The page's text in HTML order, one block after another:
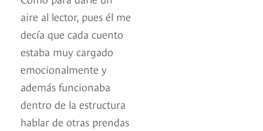
aire al lector, pues él me
decía que cada cuento
estaba muy cargado
emocionalmente y
además funcionaba
dentro de la estructura
hablar de otras prendas